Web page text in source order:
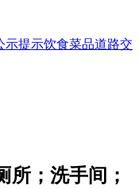
示提示饮食菜品道路交
所；洗手间；